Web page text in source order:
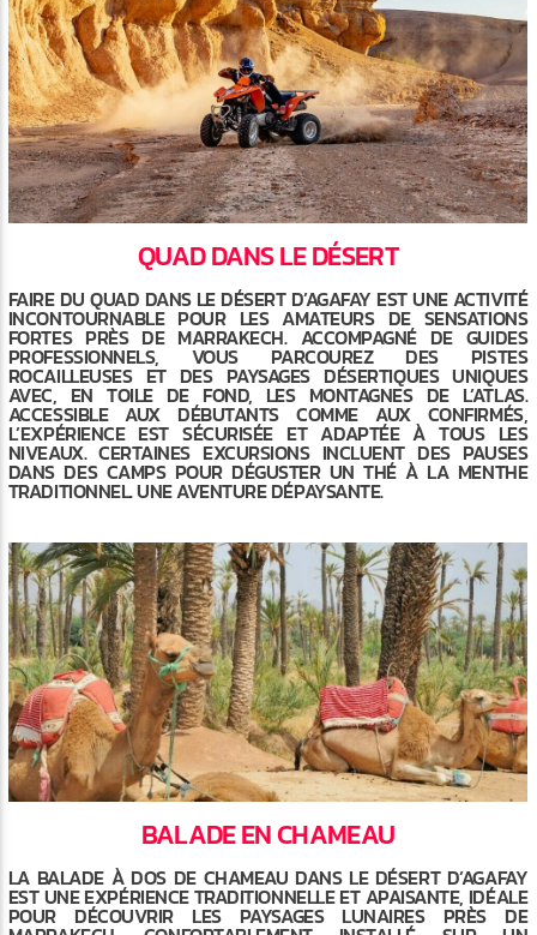
QUAD DANS LE DÉSERT
FAIRE DU QUAD DANS LE DÉSERT D’AGAFAY EST UNE ACTIVITÉ
INCONTOURNABLE POUR LES AMATEURS DE SENSATIONS
FORTES PRÈS DE MARRAKECH. ACCOMPAGNÉ DE GUIDES
PROFESSIONNELS, VOUS PARCOUREZ DES PISTES
ROCAILLEUSES ET DES PAYSAGES DÉSERTIQUES UNIQUES
AVEC, EN TOILE DE FOND, LES MONTAGNES DE L’ATLAS.
ACCESSIBLE AUX DÉBUTANTS COMME AUX CONFIRMÉS,
L’EXPÉRIENCE EST SÉCURISÉE ET ADAPTÉE À TOUS LES
NIVEAUX. CERTAINES EXCURSIONS INCLUENT DES PAUSES
DANS DES CAMPS POUR DÉGUSTER UN THÉ À LA MENTHE
TRADITIONNEL. UNE AVENTURE DÉPAYSANTE.
BALADE EN CHAMEAU
LA BALADE À DOS DE CHAMEAU DANS LE DÉSERT D’AGAFAY
EST UNE EXPÉRIENCE TRADITIONNELLE ET APAISANTE, IDÉALE
POUR DÉCOUVRIR LES PAYSAGES LUNAIRES PRÈS DE